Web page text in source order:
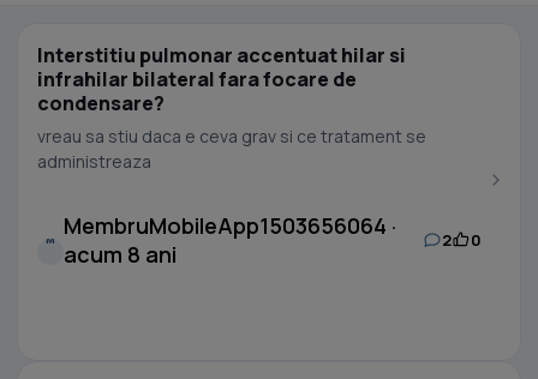
Interstitiu pulmonar accentuat hilar si
infrahilar bilateral fara focare de
condensare?
vreau sa stiu daca e ceva grav si ce tratament se
administreaza
M
MembruMobileApp1503656064 ·
acum 8 ani
2 0